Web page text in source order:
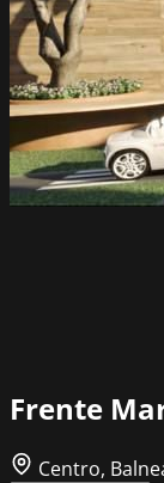
Frente
Centro,